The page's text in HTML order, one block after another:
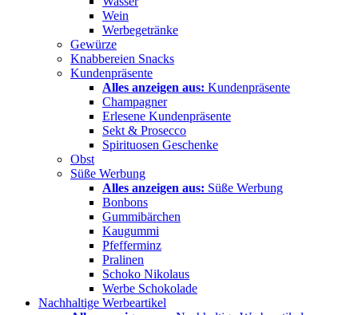
Wein
Werbegetränke
Gewürze
Knabbereien Snacks
Kundenpräsente
Alles anzeigen aus: Kundenpräsente
Champagner
Erlesene Kundenpräsente
Sekt & Prosecco
Spirituosen Geschenke
Obst
Süße Werbung
Alles anzeigen aus: Süße Werbung
Bonbons
Gummibärchen
Kaugummi
Pfefferminz
Pralinen
Schoko Nikolaus
Werbe Schokolade
Nachhaltige Werbeartikel